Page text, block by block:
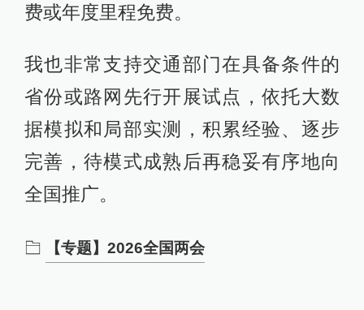
费或年度里程免费。
我也非常支持交通部门在具备条件的
省份或路网先行开展试点，依托大数
据模拟和局部实测，积累经验、逐步
完善，待模式成熟后再稳妥有序地向
全国推广。
【专题】2026全国两会